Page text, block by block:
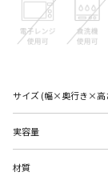
サイズ (幅×奥行き×高
実容量
材質